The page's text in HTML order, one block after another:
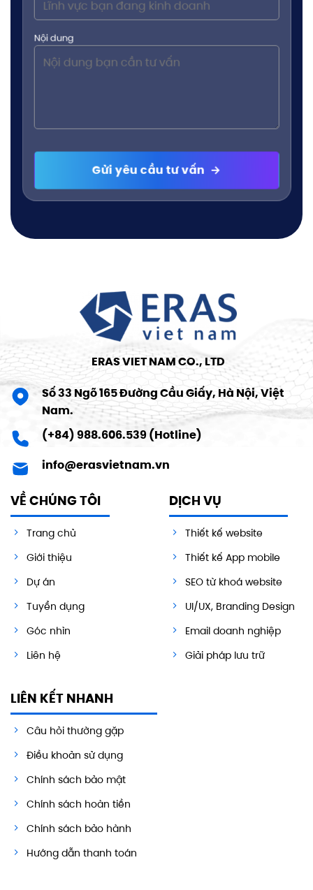
Nội dung
ERAS VIET NAM CO., LTD
Số 33 Ngõ 165 Đường Cầu Giấy, Hà Nội, Việt
Nam.
(+84) 988.606.539 (Hotline)
info@erasvietnam.vn
VỀ CHÚNG TÔI
Trang chủ
Giới thiệu
Dự án
Tuyển dụng
Góc nhìn
Liên hệ
DỊCH VỤ
Thiết kế website
Thiết kế App mobile
SEO từ khoá website
UI/UX, Branding Design
Email doanh nghiệp
Giải pháp lưu trữ
LIÊN KẾT NHANH
Câu hỏi thường gặp
Điều khoản sử dụng
Chính sách bảo mật
Chính sách hoàn tiền
Chính sách bảo hành
Hướng dẫn thanh toán